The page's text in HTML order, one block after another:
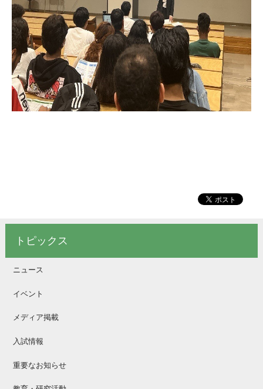
トピックス
ニュース
イベント
メディア掲載
入試情報
重要なお知らせ